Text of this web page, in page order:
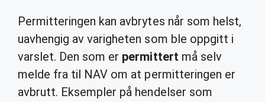
Permitteringen kan avbrytes når som helst,
uavhengig av varigheten som ble oppgitt i
varslet. Den som er permittert må selv
melde fra til NAV om at permitteringen er
avbrutt. Eksempler på hendelser som